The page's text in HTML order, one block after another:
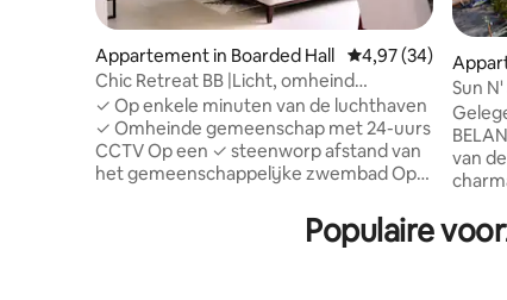
Appartement in Boarded Hall Gemiddelde
4,97 (34)
Chic Retreat BB |Licht, omheind
appartement met zwembad +
airconditioning
✓ Op enkele minuten van de luchthaven
✓ Omheinde gemeenschap met 24-uurs
CCTV Op een ✓ steenworp afstand van
het gemeenschappelijke zwembad Op
supermarkt, koffiebar, geldautomaat,
restaurant, pub, spoedeisende
e
Sun
van
paar
het
Populaire